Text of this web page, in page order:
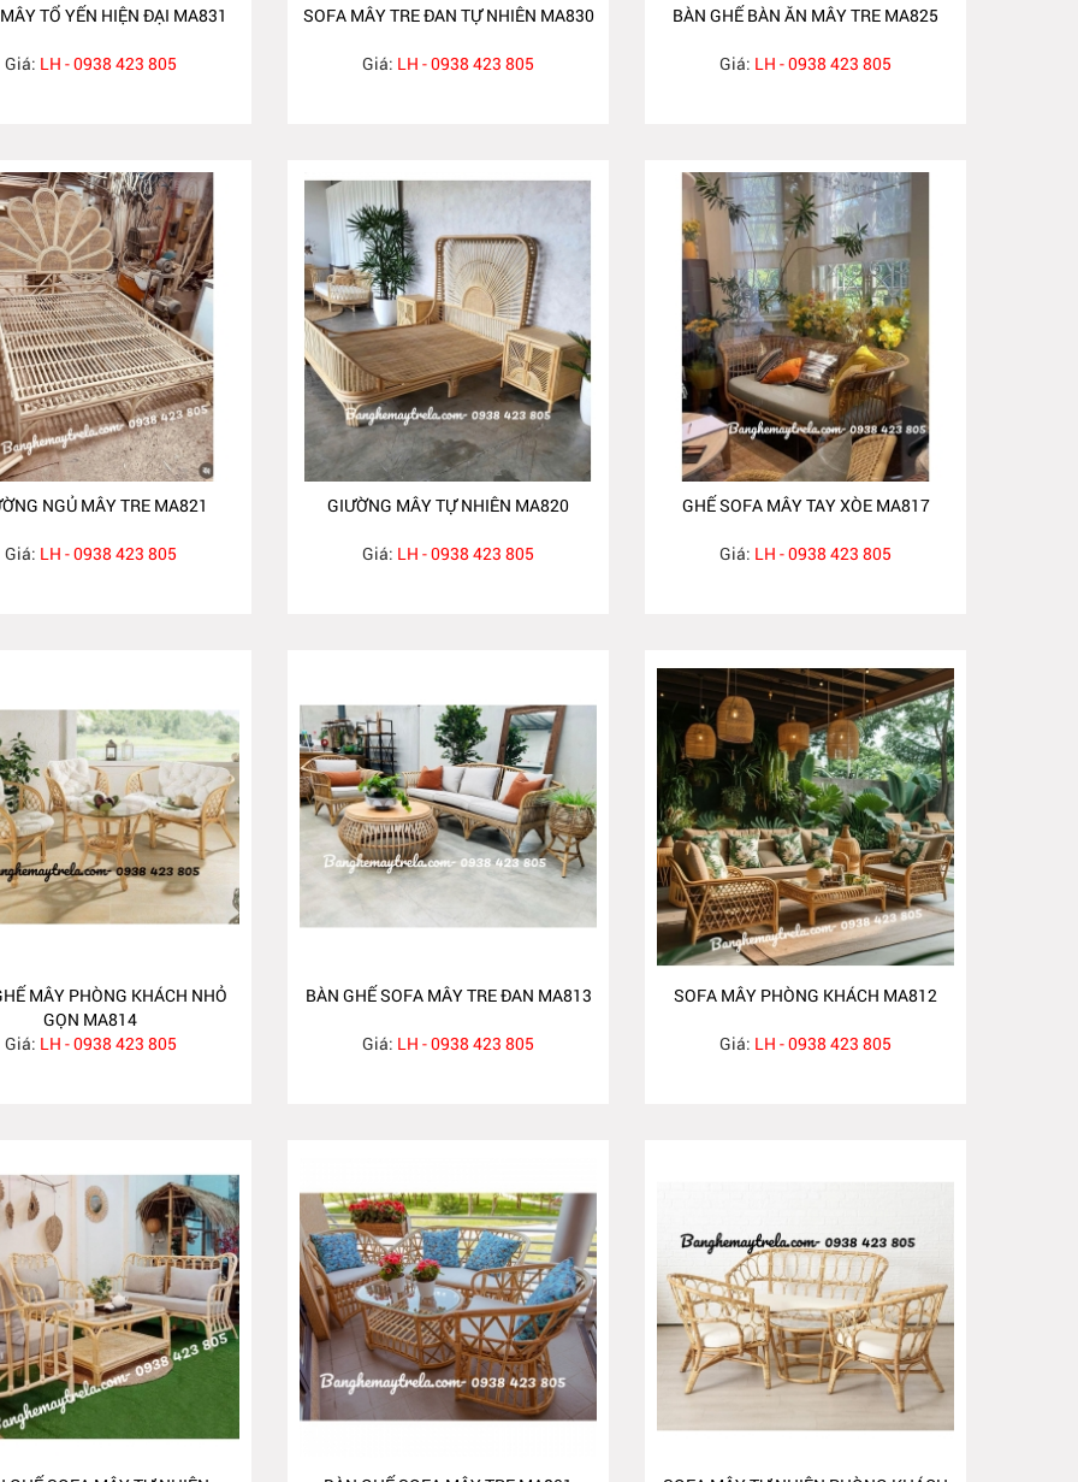
TỔ YẾN HIỆN ĐẠI MA831
Giá: LH - 0938 423 805
SOFA MÂY TRE ĐAN TỰ NHIÊN MA830
Giá: LH - 0938 423 805
BÀN GHẾ BÀN ĂN MÂY TRE MA825
Giá: LH - 0938 423 805
NGỦ MÂY TRE MA821
Giá: LH - 0938 423 805
GIƯỜNG MÂY TỰ NHIÊN MA820
Giá: LH - 0938 423 805
GHẾ SOFA MÂY TAY XÒE MA817
Giá: LH - 0938 423 805
MÂY PHÒNG KHÁCH NHỎ
GỌN MA814
Giá: LH - 0938 423 805
BÀN GHẾ SOFA MÂY TRE ĐAN MA813
Giá: LH - 0938 423 805
SOFA MÂY PHÒNG KHÁCH MA812
Giá: LH - 0938 423 805